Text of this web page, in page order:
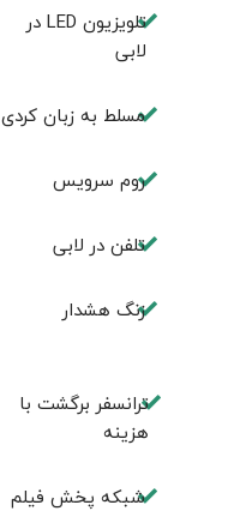
تلويزيون LED در
لابی
مسلط به زبان کردی
روم سرويس
تلفن در لابی
زنگ هشدار
ترانسفر برگشت با
هزینه
شبکه پخش فیلم